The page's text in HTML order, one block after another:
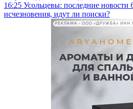
16:25 Усольцевы: последние новости
исчезновения, идут ли поиски?